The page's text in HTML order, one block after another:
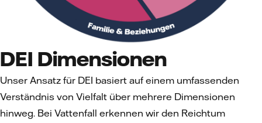
DEI Dimensionen
Unser Ansatz für DEI basiert auf einem umfassenden
Verständnis von Vielfalt über mehrere Dimensionen
hinweg. Bei Vattenfall erkennen wir den Reichtum